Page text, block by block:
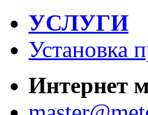
УСЛУГИ
Установка
Интернет